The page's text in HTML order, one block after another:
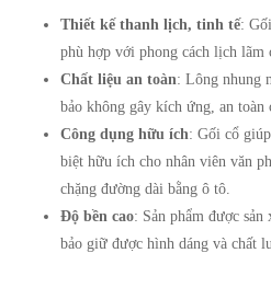
Thiết kế thanh lịch, tinh tế:
phù hợp với phong cách lịch lãm
Chất liệu an toàn: Lông nhung
bảo không gây kích ứng, an toàn
Công dụng hữu ích: Gối cổ
biệt hữu ích cho nhân viên văn
chặng đường dài bằng ô tô.
Độ bền cao: Sản phẩm được
bảo giữ được hình dáng và chất